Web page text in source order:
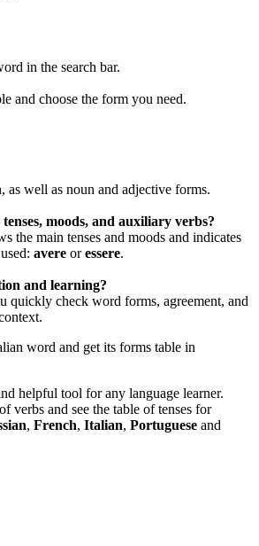
in the search bar.
and choose the form you need.
as well as noun and adjective forms.
moods, and auxiliary verbs?
the main tenses and moods and indicates
avere oressere.
and learning?
quickly check word forms, agreement, and
word and get its forms table in
helpful tool for any language learner.
verbs and see the table of tenses for
, French, Italian, Portuguese and